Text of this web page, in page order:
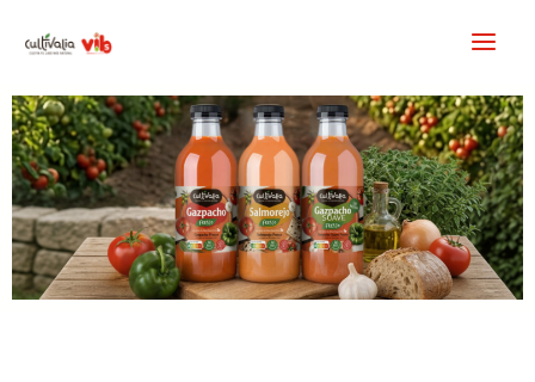
contenido